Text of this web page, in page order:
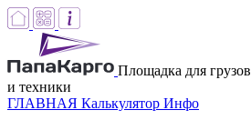
Площадка для грузов
и техники
ГЛАВНАЯ Калькулятор Инфо